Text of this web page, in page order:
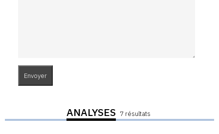
ANALYSES 7 résultats